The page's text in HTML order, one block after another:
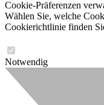
Cookie-Präferenzen
Wählen Sie, welche
Cookierichtlinie finden
Notwendig